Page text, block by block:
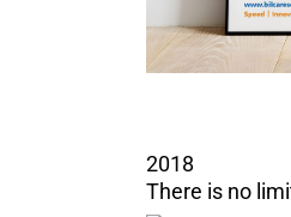
2018
There is no